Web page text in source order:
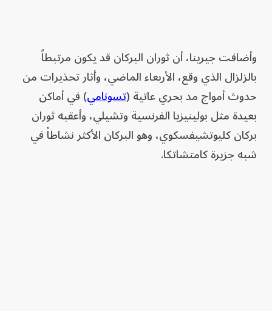
وأضافت جيرينا، أن ثوران البركان قد يكون مرتبطاً
بالزلزال الذي وقع، الأربعاء الماضي، وأثار تحذيرات من
حدوث أمواج مد بحري عاتية (تسونامي) في أماكن
بعيدة مثل بولينيزيا الفرنسية وتشيلي، وأعقبه ثوران
بركان كليوتشيفسكوي، وهو البركان الأكثر نشاطاً في
شبه جزيرة كامتشاتكا.